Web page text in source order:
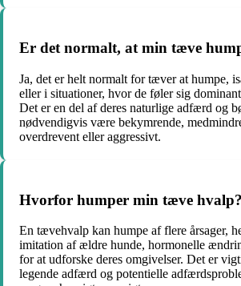
Er det normalt, at min tæve
Ja, det er helt normalt for tæver at humpe,
eller i situationer, hvor de føler sig
Det er en del af deres naturlige adfærd og
nødvendigvis være bekymrende,
overdrevent eller aggressivt.
Hvorfor humper min tæve hvalp?
En tævehvalp kan humpe af flere årsager,
imitation af ældre hunde, hormonelle
for at udforske deres omgivelser. Det er
legende adfærd og potentielle